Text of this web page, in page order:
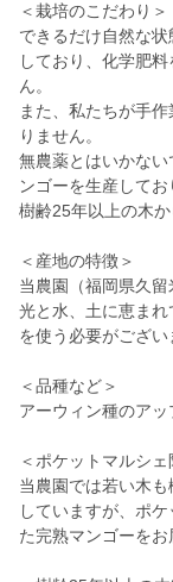
＜栽培のこだわり＞
できるだけ自然な
しており、化学肥
ん。
また、私たちが手
りません。
無農薬とはいかな
ンゴーを生産してお
樹齢25年以上の木
＜産地の特徴＞
当農園（福岡県久
光と水、土に恵ま
を使う必要がござい
＜品種など＞
アーウィン種のア
＜ポケットマルシェ
当農園では若い木
していますが、ポ
た完熟マンゴーをお